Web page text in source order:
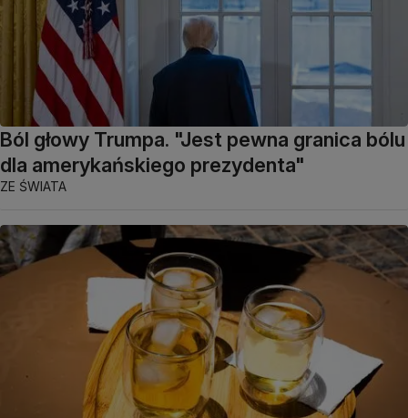
Ból głowy Trumpa. "Jest pewna granica bólu
dla amerykańskiego prezydenta"
ZE ŚWIATA